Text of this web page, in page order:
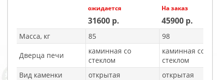
ожидается
31600
На заказ
45900
Масса, кг 85 98
Дверца печи
каминная со
стеклом
каминная со
стеклом
Вид каменки
открытая
открытая